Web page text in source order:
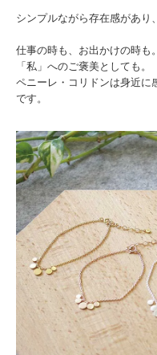
シンプルながら存在感があり
仕事の時も、お出かけの時も
「私」へのご褒美としても。
ペニーレ・コリドンは身近に
です。